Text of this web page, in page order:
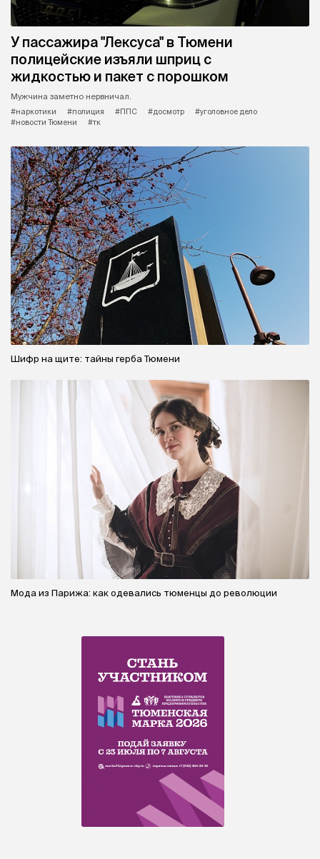
У пассажира "Лексуса" в Тюмени
полицейские изъяли шприц с
жидкостью и пакет с порошком
Мужчина заметно нервничал.
#наркотики
#полиция #ППС #досмотр
#уголовное дело
#новости Тюмени
#тк
Шифр на щите: тайны герба Тюмени
Мода из Парижа: как одевались тюменцы до революции